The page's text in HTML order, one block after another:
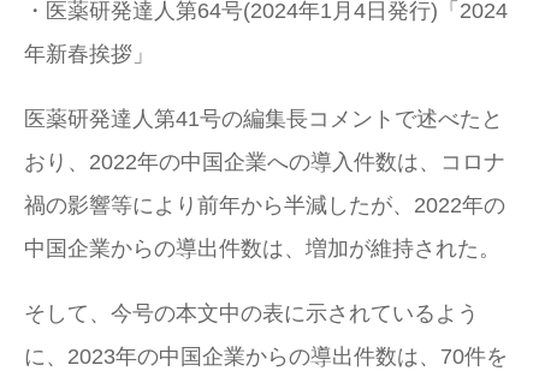
・医薬研発達人第64号(2024年1月4日発行)「2024
年新春挨拶」
医薬研発達人第41号の編集長コメントで述べたと
おり、2022年の中国企業への導入件数は、コロナ
禍の影響等により前年から半減したが、2022年の
中国企業からの導出件数は、増加が維持された。
そして、今号の本文中の表に示されているよう
に、2023年の中国企業からの導出件数は、70件を